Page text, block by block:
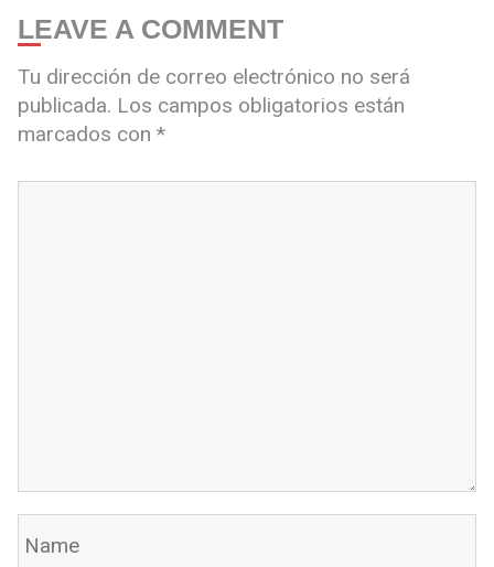
LEAVE A COMMENT
Tu dirección de correo electrónico no será
publicada. Los campos obligatorios están
marcados con *